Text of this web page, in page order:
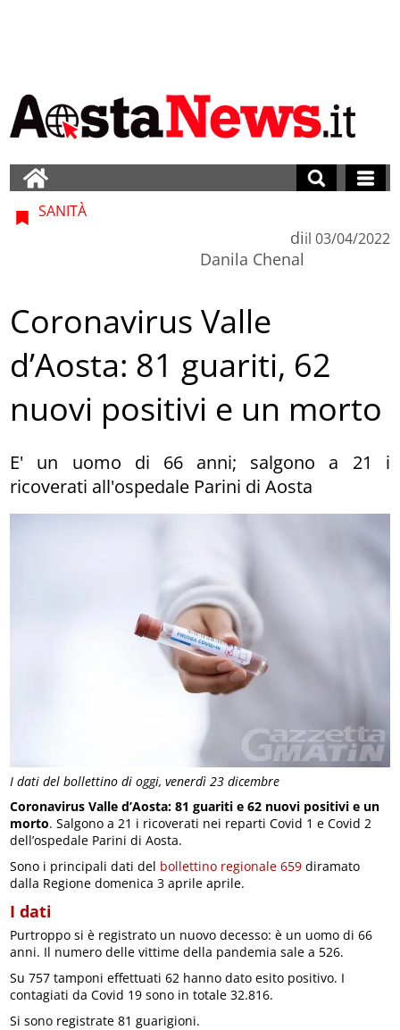
I dati del bollettino di oggi, venerdì 23 dicembre
SANITÀ
di
Danila Chenal
il 03/04/2022
Coronavirus Valle
d’Aosta: 81 guariti, 62
nuovi positivi e un morto
E' un uomo di 66 anni; salgono a 21 i
ricoverati all'ospedale Parini di Aosta
Coronavirus Valle d’Aosta: 81 guariti e 62 nuovi positivi e un
morto. Salgono a 21 i ricoverati nei reparti Covid 1 e Covid 2
dell’ospedale Parini di Aosta.
Sono i principali dati del bollettino regionale 659 diramato
dalla Regione domenica 3 aprile aprile.
I dati
Purtroppo si è registrato un nuovo decesso: è un uomo di 66
anni. Il numero delle vittime della pandemia sale a 526.
Su 757 tamponi effettuati 62 hanno dato esito positivo. I
contagiati da Covid 19 sono in totale 32.816.
Si sono registrate 81 guarigioni.